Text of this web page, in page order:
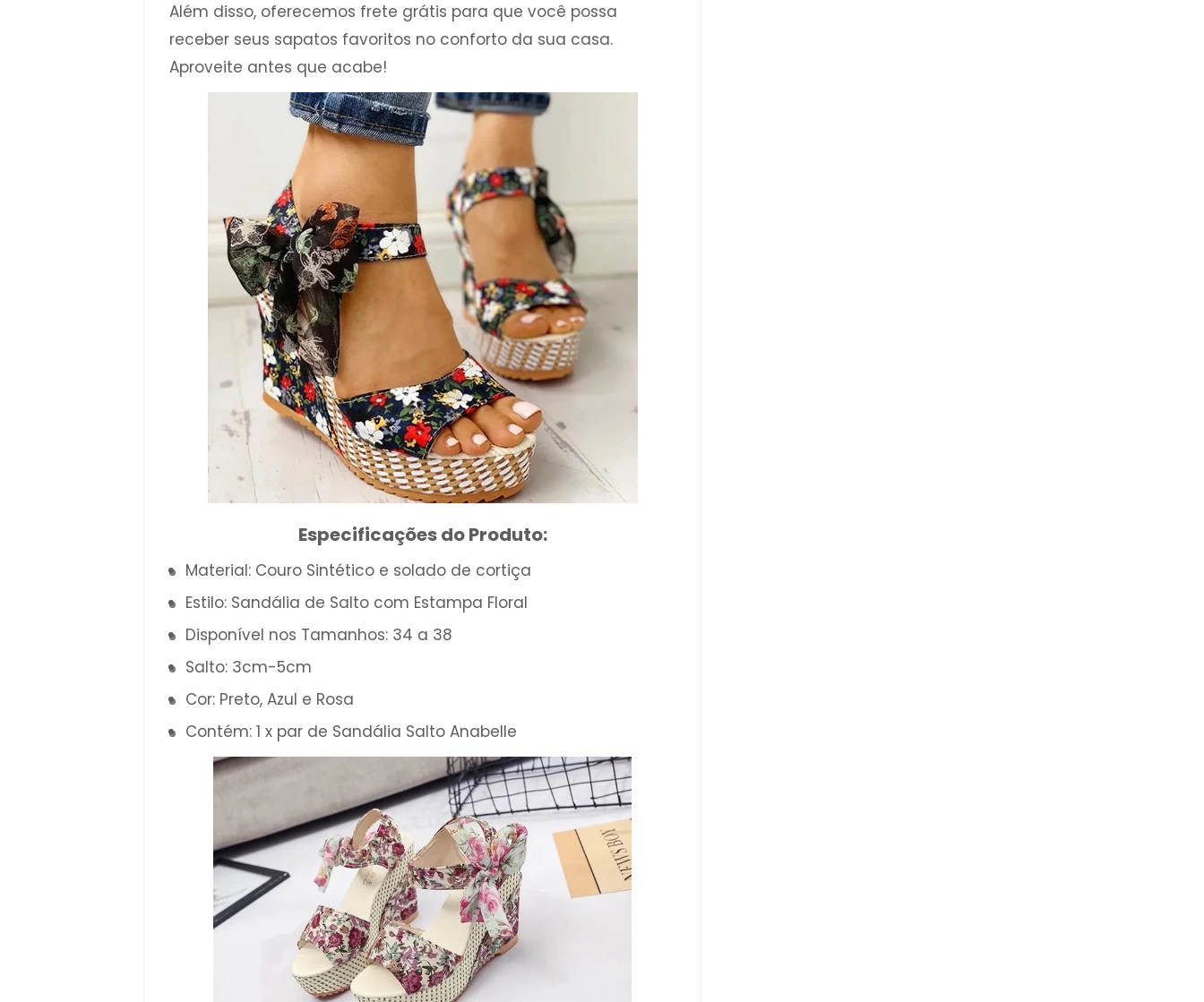
Além disso, oferecemos frete grátis para que você possa
receber seus sapatos favoritos no conforto da sua casa.
Aproveite antes que acabe!
Especificações do Produto:
Material: Couro Sintético e solado de cortiça
Estilo: Sandália de Salto com Estampa Floral
Disponível nos Tamanhos: 34 a 38
Salto: 3cm-5cm
Cor: Preto, Azul e Rosa
Contém: 1 x par de Sandália Salto Anabelle